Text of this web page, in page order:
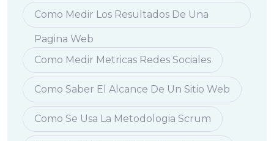
Como Medir Los Resultados De Una
Pagina Web
Como Medir Metricas Redes Sociales
Como Saber El Alcance De Un Sitio Web
Como Se Usa La Metodologia Scrum